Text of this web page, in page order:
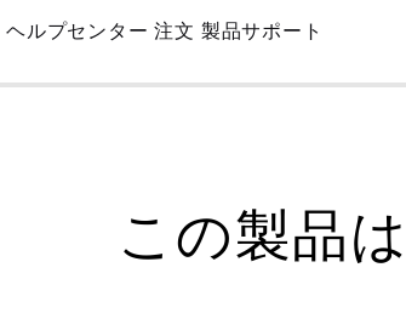
Skip
Main
ヘルプセンター 注文 製品サポート
この製品